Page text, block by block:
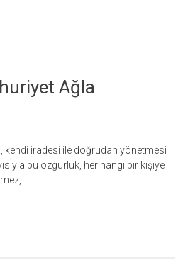
Ağla
iradesi ile doğrudan yönetmesi
bu özgürlük, her hangi bir kişiye